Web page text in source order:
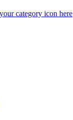
category icon here